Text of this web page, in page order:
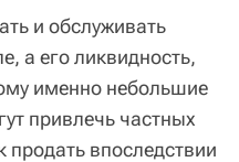
и обслуживать
а его ликвидность,
именно небольшие
привлечь частных
впоследствии